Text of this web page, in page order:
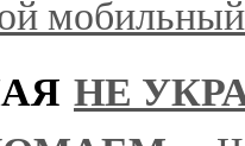
НЕ